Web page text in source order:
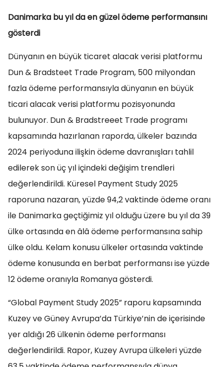
Danimarka bu yıl da en güzel ödeme performansını
gösterdi
Dünyanın en büyük ticaret alacak verisi platformu
Dun & Bradsteet Trade Program, 500 milyondan
fazla ödeme performansıyla dünyanın en büyük
ticari alacak verisi platformu pozisyonunda
bulunuyor. Dun & Bradstreeet Trade programı
kapsamında hazırlanan raporda, ülkeler bazında
2024 periyoduna ilişkin ödeme davranışları tahlil
edilerek son üç yıl içindeki değişim trendleri
değerlendirildi. Küresel Payment Study 2025
raporuna nazaran, yüzde 94,2 vaktinde ödeme oranı
ile Danimarka geçtiğimiz yıl olduğu üzere bu yıl da 39
ülke ortasında en âlâ ödeme performansına sahip
ülke oldu. Kelam konusu ülkeler ortasında vaktinde
ödeme konusunda en berbat performansı ise yüzde
12 ödeme oranıyla Romanya gösterdi.
“Global Payment Study 2025” raporu kapsamında
Kuzey ve Güney Avrupa’da Türkiye’nin de içerisinde
yer aldığı 26 ülkenin ödeme performansı
değerlendirildi. Rapor, Kuzey Avrupa ülkeleri yüzde